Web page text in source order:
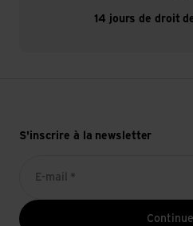
14 jours de droit
S'inscrire à la newsletter
E-mail *